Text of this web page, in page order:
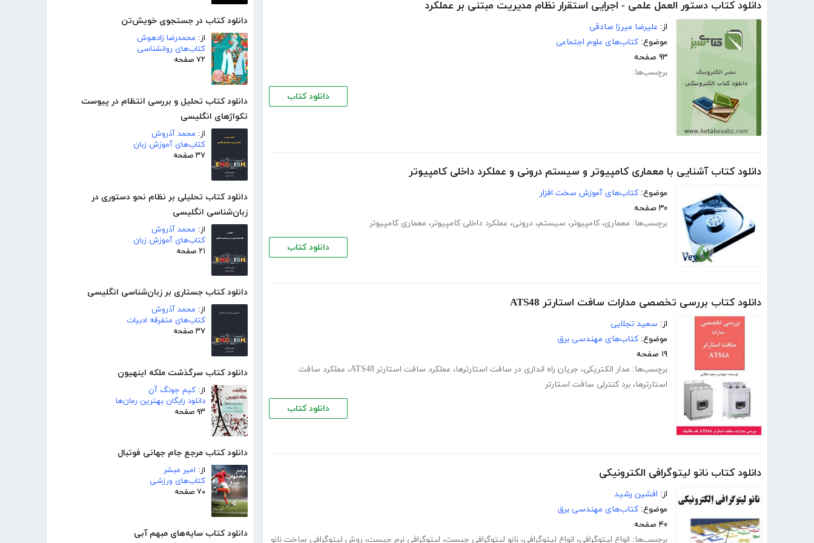
دانلود کتاب در جستجوی خویش‌تن
از: محمدرضا زادهوش
کتاب‌های روانشناسی
۷۲ صفحه
دانلود کتاب تحلیل و بررسی انتظام در پیوست
تکواژهای انگلیسی
از: محمد آذروش
کتاب‌های آموزش زبان
۳۷ صفحه
دانلود کتاب تحلیلی بر نظام نحو دستوری در
زبان‌شناسی انگلیسی
از: محمد آذروش
کتاب‌های آموزش زبان
۲۱ صفحه
دانلود کتاب جستاری بر زبان‌شناسی انگلیسی
از: محمد آذروش
کتاب‌های متفرقه ادبیات
۳۷ صفحه
دانلود کتاب سرگذشت ملکه اینهیون
از: کیم جونگ آن
دانلود رایگان بهترین رمان‌ها
۹۳ صفحه
دانلود کتاب مرجع جام جهانی فوتبال
از: امیر مبشر
کتاب‌های ورزشی
۷۰ صفحه
دانلود کتاب سایه‌های مبهم آبی
دانلود کتاب دستور العمل علمی - اجرایی استقرار نظام مدیریت مبتنی بر عملکرد
از: علیرضا میرزا صادقی
موضوع: کتاب‌های علوم اجتماعی
۹۳ صفحه
برچسب‌ها:
دانلود کتاب
دانلود کتاب آشنایی با معماری کامپیوتر و سیستم درونی و عملکرد داخلی کامپیوتر
موضوع: کتاب‌های آموزش سخت افزار
۳۰ صفحه
برچسب‌ها: معماری، کامپیوتر، سیستم، درونی، عملکرد داخلی کامپیوتر، معماری کامپیوتر
دانلود کتاب
دانلود کتاب بررسی تخصصی مدارات سافت استارتر ATS48
از: سعید تجلایی
موضوع: کتاب‌های مهندسی برق
۱۹ صفحه
برچسب‌ها: مدار الکتریکی، جریان راه اندازی در سافت استارترها، عملکرد سافت استارتر ATS48 ، عملکرد سافت
استارترها، برد کنترلی سافت استارتر
دانلود کتاب
دانلود کتاب نانو لیتوگرافی الکترونیکی
از: افشین رشید
موضوع: کتاب‌های مهندسی برق
۴۰ صفحه
برچسب‌ها: انواع لیتوگرافی، انواع لیتوگرافی، نانو لیتوگرافی چیست، لیتوگرافی نرم چیست، روش لیتوگرافی ساخت نانو